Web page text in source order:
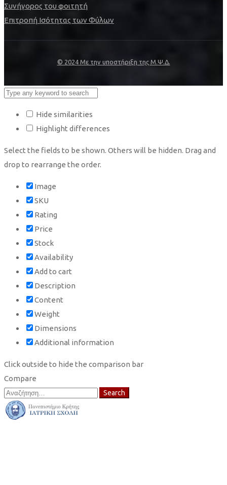
Συνήγορος του φοιτητή
Επιτροπή Ισότητας των Φύλων
© 2024 Με την υποστήριξη της Μ.Ψ.Δ.
Hide similarities
Highlight differences
Select the fields to be shown. Others will be hidden. Drag and
drop to rearrange the order.
Image
SKU
Rating
Price
Stock
Availability
Add to cart
Description
Content
Weight
Dimensions
Additional information
Click outside to hide the comparison bar
Compare
Search
for:
Search